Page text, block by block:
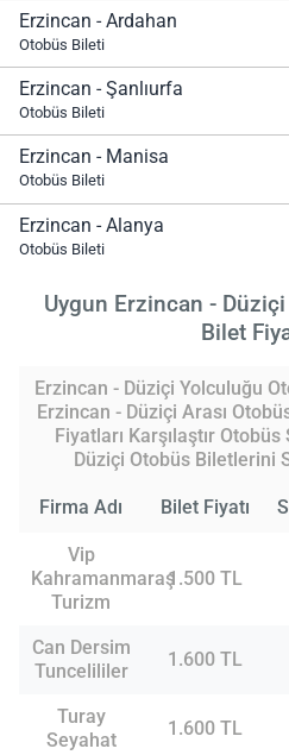
Erzincan - Ardahan
Otobüs Bileti
Erzincan - Şanlıurfa
Otobüs Bileti
Erzincan - Manisa
Otobüs Bileti
Erzincan - Alanya
Otobüs Bileti
Uygun Erzincan -
Bilet
Erzincan - Düziçi Yolculuğu
Erzincan - Düziçi Arası
Fiyatları Karşılaştır
Düziçi Otobüs Biletlerini
Firma Adı Bilet Fiyatı
Vip
Kahramanmaraş
Turizm
1.500 TL
Can Dersim
Tuncelililer
1.600 TL
Turay
Seyahat
1.600 TL